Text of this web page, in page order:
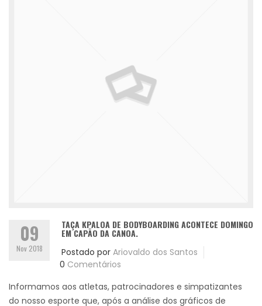
09
Nov 2018
TAÇA KPALOA DE BODYBOARDING ACONTECE DOMINGO
EM CAPÃO DA CANOA.
Postado por Ariovaldo dos Santos
0 Comentários
Informamos aos atletas, patrocinadores e simpatizantes
do nosso esporte que, após a análise dos gráficos de